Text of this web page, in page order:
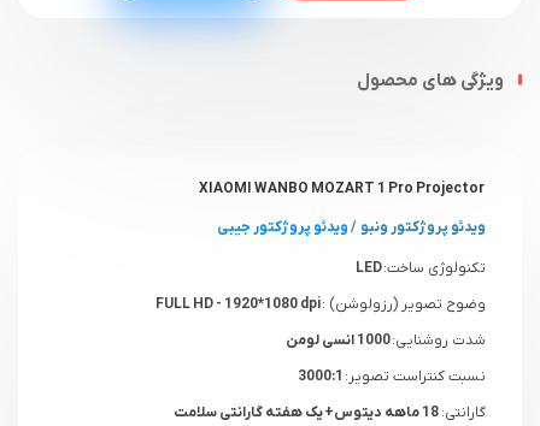
ویژگی های محصول
XIAOMI WANBO MOZART 1 Pro Projector
ویدئو پروژکتور ونبو /ویدئو پروژکتور جیبی
تکنولوژی ساخت:LED
وضوح تصویر (رزولوشن) :
شدت روشنایی:1000 انسی لومن
نسبت کنتراست تصویر:
گارانتی: